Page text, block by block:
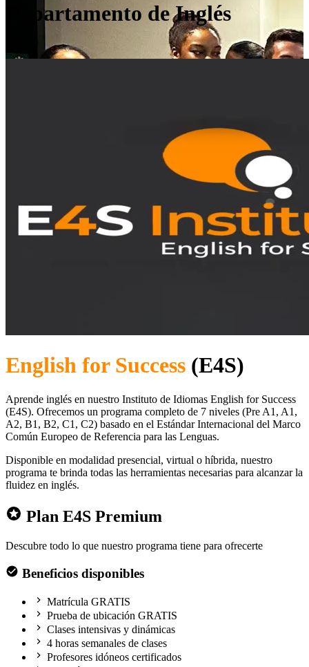
Departamento de Inglés
English for Success (E4S)
Aprende inglés en nuestro Instituto de Idiomas English for Success
(E4S). Ofrecemos un programa completo de 7 niveles (Pre A1, A1,
A2, B1, B2, C1, C2) basado en el Estándar Internacional del Marco
Común Europeo de Referencia para las Lenguas.
Disponible en modalidad presencial, virtual o híbrida, nuestro
programa te brinda todas las herramientas necesarias para alcanzar la
fluidez en inglés.
Plan E4S Premium
Descubre todo lo que nuestro programa tiene para ofrecerte
Beneficios disponibles
Matrícula GRATIS
Prueba de ubicación GRATIS
Clases intensivas y dinámicas
4 horas semanales de clases
Profesores idóneos certificados